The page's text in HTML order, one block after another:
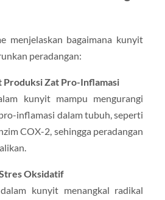
menjelaskan bagaimana kunyit
peradangan:
Produksi Zat Pro-Inflamasi
kunyit mampu mengurangi
inflamasi dalam tubuh, seperti
COX-2, sehingga peradangan
Oksidatif
kunyit menangkal radikal